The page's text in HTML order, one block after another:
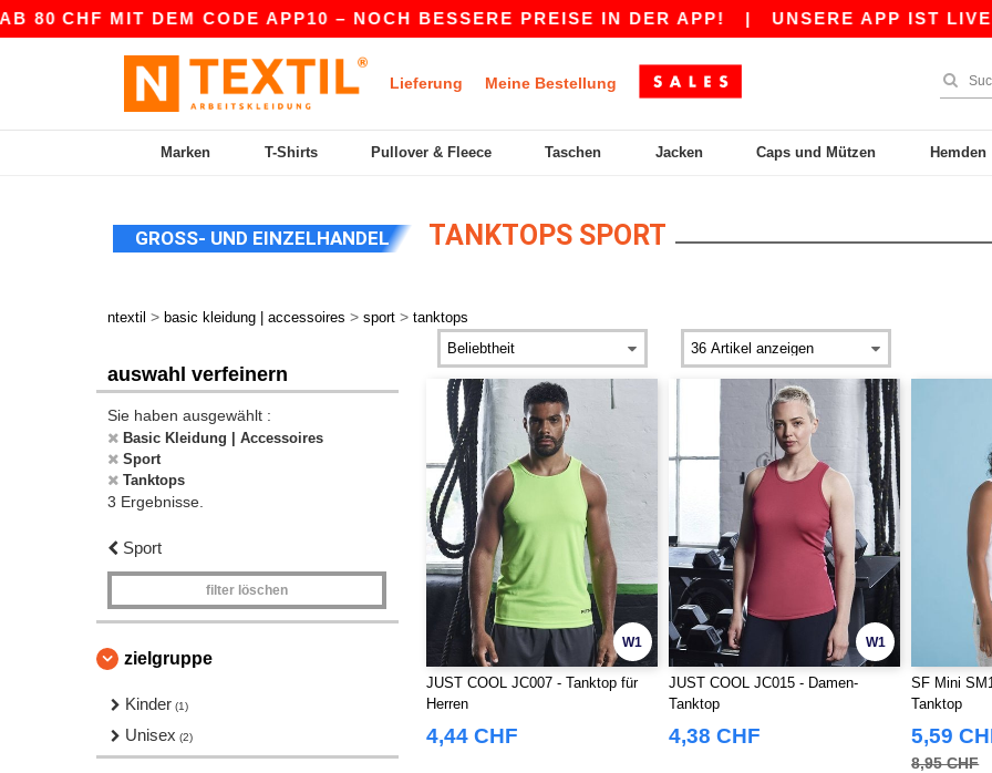
CHF MIT DEM CODE APP10 – NOCH BESSERE PREISE IN DER APP!| UNSERE APP IST LIVE!
Lieferung Meine Bestellung
Marken T-Shirts Pullover & Fleece Taschen Jacken Caps und Mützen Hemden
GROSS- UND EINZELHANDEL TANKTOPS SPORT
ntextil > basic kleidung | accessoires > sport > tanktops
auswahl verfeinern
Sie haben ausgewählt :
Basic Kleidung | Accessoires
Sport
Tanktops
3 Ergebnisse.
Sport
filter löschen
zielgruppe
Kinder (1)
Unisex (2)
W1
JUST COOL JC007 - Tanktop für
Herren
4,44 CHF
W1
JUST COOL JC015 - Damen-
Tanktop
4,38 CHF
SF Mini
Tanktop
5,59
8,95 CHF